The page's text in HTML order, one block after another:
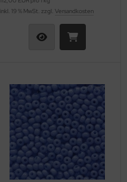
inkl. 19 % MwSt. zzgl. Versandkosten